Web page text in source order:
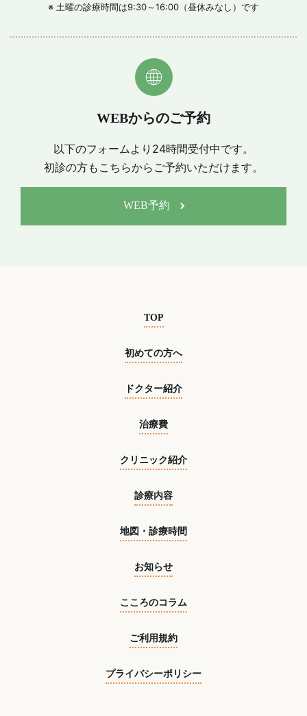
※ 土曜の診療時間は9:30～16:00（昼休みなし）です
WEBからのご予約
以下のフォームより24時間受付中です。
初診の方もこちらからご予約いただけます。
WEB予約
TOP
初めての方へ
ドクター紹介
治療費
クリニック紹介
診療内容
地図・診療時間
お知らせ
こころのコラム
ご利用規約
プライバシーポリシー